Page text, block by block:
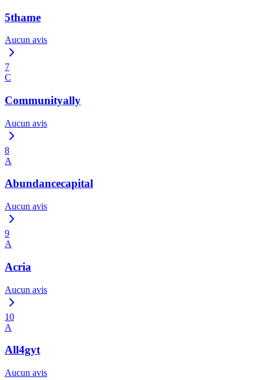
5thame
Aucun avis
7
C
Communityally
Aucun avis
8
A
Abundancecapital
Aucun avis
9
A
Acria
Aucun avis
10
A
All4gyt
Aucun avis